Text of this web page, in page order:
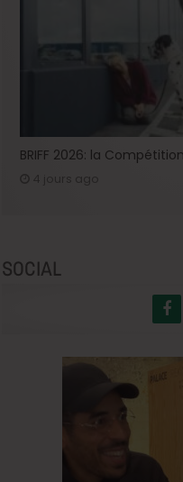
BRIFF 2026: la
SOCIAL